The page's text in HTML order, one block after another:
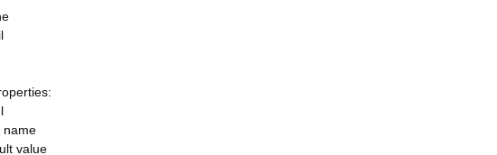
name
value